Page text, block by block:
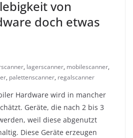
von
doch etwas
, lagerscanner, mobilescanner,
, palettenscanner, regalscanner
Hardware wird in mancher
Geräte, die nach 2 bis 3
weil diese abgenutzt
Diese Geräte erzeugen